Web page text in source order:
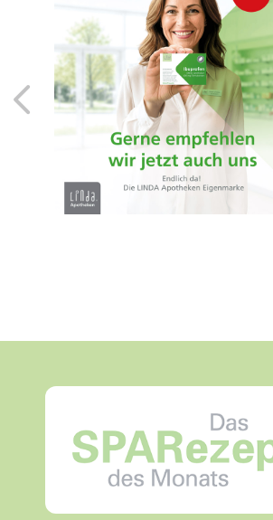
Endlich da! Die LINDA
Eigenmarke: Arzneimittel
von der Apothekenmarke,
der Sie vertrauen.
Mehr erfahren